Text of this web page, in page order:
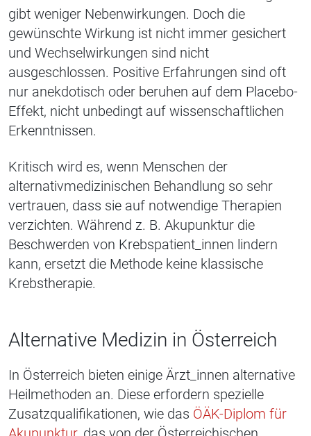
gibt weniger Nebenwirkungen. Doch die
gewünschte Wirkung ist nicht immer gesichert
und Wechselwirkungen sind nicht
ausgeschlossen. Positive Erfahrungen sind oft
nur anekdotisch oder beruhen auf dem Placebo-
Effekt, nicht unbedingt auf wissenschaftlichen
Erkenntnissen.
Kritisch wird es, wenn Menschen der
alternativmedizinischen Behandlung so sehr
vertrauen, dass sie auf notwendige Therapien
verzichten. Während z. B. Akupunktur die
Beschwerden von Krebspatient_innen lindern
kann, ersetzt die Methode keine klassische
Krebstherapie.
Alternative Medizin in Österreich
In Österreich bieten einige Ärzt_innen alternative
Heilmethoden an. Diese erfordern spezielle
Zusatzqualifikationen, wie das ÖÄK-Diplom für